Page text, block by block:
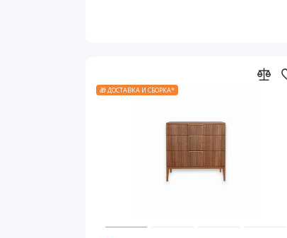
🎁 ДОСТАВКА И СБОРКА*